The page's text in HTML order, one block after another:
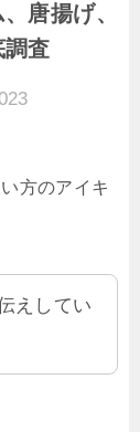
唐揚げ、
査
えしてい